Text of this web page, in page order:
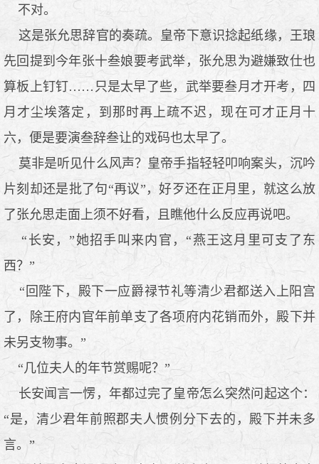
不对。
这是张允思辞官的奏疏。皇帝下意识捻起纸缘，王琅
先回提到今年张十叁娘要考武举，张允思为避嫌致仕也
算板上钉钉……只是太早了些，武举要叁月才开考，四
月才尘埃落定，到那时再上疏不迟，现在可才正月十
六，便是要演叁辞叁让的戏码也太早了。
莫非是听见什么风声？皇帝手指轻轻叩响案头，沉吟
片刻却还是批了句“再议”，好歹还在正月里，就这么放
了张允思走面上须不好看，且瞧他什么反应再说吧。
“长安，”她招手叫来内官，“燕王这月里可支了东
西？”
“回陛下，殿下一应爵禄节礼等清少君都送入上阳宫
了，除王府内官年前单支了各项府内花销而外，殿下并
未另支物事。”
“几位夫人的年节赏赐呢？”
长安闻言一愣，年都过完了皇帝怎么突然问起这个：
“是，清少君年前照郡夫人惯例分下去的，殿下并未多
言。”